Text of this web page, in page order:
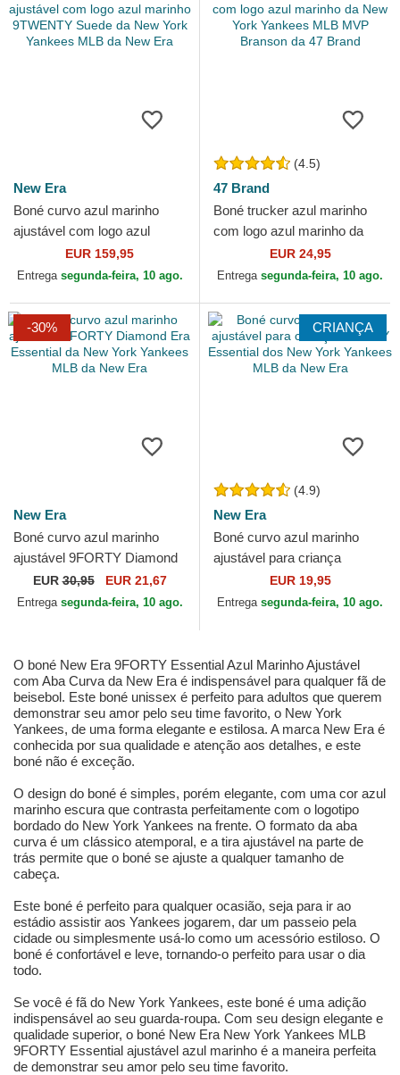
New Era
Boné curvo azul marinho
ajustável com logo azul
marinho 9TWENTY Suede
da New York Yankees MLB
EUR 159,95
Entrega segunda-feira, 10 ago.
(4.5)
47 Brand
Boné trucker azul marinho
com logo azul marinho da
New York Yankees MLB
MVP Branson da 47 Brand
EUR 24,95
Entrega segunda-feira, 10 ago.
-30%
New Era
Boné curvo azul marinho
ajustável 9FORTY Diamond
Era Essential da New York
Yankees MLB da New Era
EUR30,95 EUR 21,67
Entrega segunda-feira, 10 ago.
CRIANÇA
(4.9)
New Era
Boné curvo azul marinho
ajustável para criança
9FORTY Essential dos New
York Yankees MLB da New
EUR 19,95
Entrega segunda-feira, 10 ago.
O boné New Era 9FORTY Essential Azul Marinho Ajustável
com Aba Curva da New Era é indispensável para qualquer fã de
beisebol. Este boné unissex é perfeito para adultos que querem
demonstrar seu amor pelo seu time favorito, o New York
Yankees, de uma forma elegante e estilosa. A marca New Era é
conhecida por sua qualidade e atenção aos detalhes, e este
boné não é exceção.
O design do boné é simples, porém elegante, com uma cor azul
marinho escura que contrasta perfeitamente com o logotipo
bordado do New York Yankees na frente. O formato da aba
curva é um clássico atemporal, e a tira ajustável na parte de
trás permite que o boné se ajuste a qualquer tamanho de
cabeça.
Este boné é perfeito para qualquer ocasião, seja para ir ao
estádio assistir aos Yankees jogarem, dar um passeio pela
cidade ou simplesmente usá-lo como um acessório estiloso. O
boné é confortável e leve, tornando-o perfeito para usar o dia
todo.
Se você é fã do New York Yankees, este boné é uma adição
indispensável ao seu guarda-roupa. Com seu design elegante e
qualidade superior, o boné New Era New York Yankees MLB
9FORTY Essential ajustável azul marinho é a maneira perfeita
de demonstrar seu amor pelo seu time favorito.